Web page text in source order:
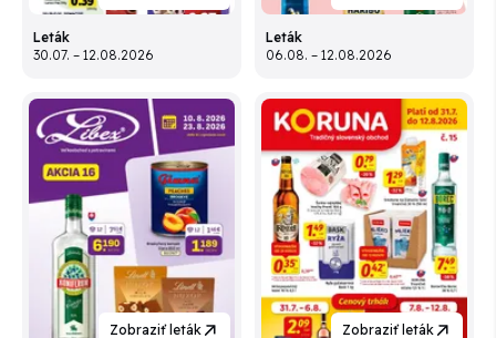
Leták
30.07. – 12.08.2026
Leták
06.08. – 12.08.2026
Zobraziť leták Zobraziť leták